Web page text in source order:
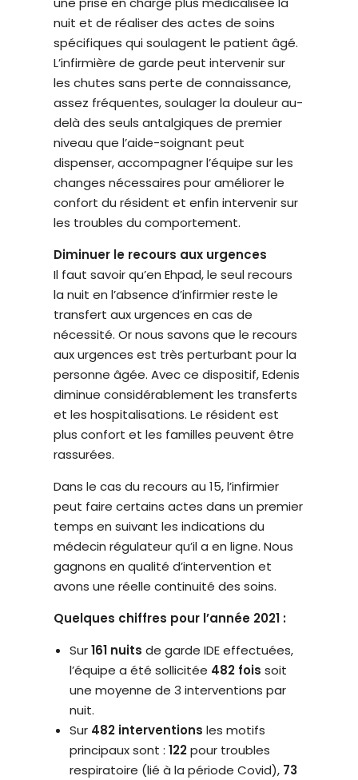
nuit et de réaliser des actes de soins
spécifiques qui soulagent le patient âgé.
L’infirmière de garde peut intervenir sur
les chutes sans perte de connaissance,
assez fréquentes, soulager la douleur au-
delà des seuls antalgiques de premier
niveau que l’aide-soignant peut
dispenser, accompagner l’équipe sur les
changes nécessaires pour améliorer le
confort du résident et enfin intervenir sur
les troubles du comportement.
Diminuer le recours aux urgences
Il faut savoir qu’en Ehpad, le seul recours
la nuit en l’absence d’infirmier reste le
transfert aux urgences en cas de
nécessité. Or nous savons que le recours
aux urgences est très perturbant pour la
personne âgée. Avec ce dispositif, Edenis
diminue considérablement les transferts
et les hospitalisations. Le résident est
plus confort et les familles peuvent être
rassurées.
Dans le cas du recours au 15, l’infirmier
peut faire certains actes dans un premier
temps en suivant les indications du
médecin régulateur qu’il a en ligne. Nous
gagnons en qualité d’intervention et
avons une réelle continuité des soins.
Quelques chiffres pour l’année 2021 :
Sur161 nuits de garde IDE effectuées,
l’équipe a été sollicitée 482 fois soit
une moyenne de 3 interventions par
nuit.
Sur 482 interventions les motifs
principaux sont :122pour troubles
respiratoire (lié à la période Covid), 73